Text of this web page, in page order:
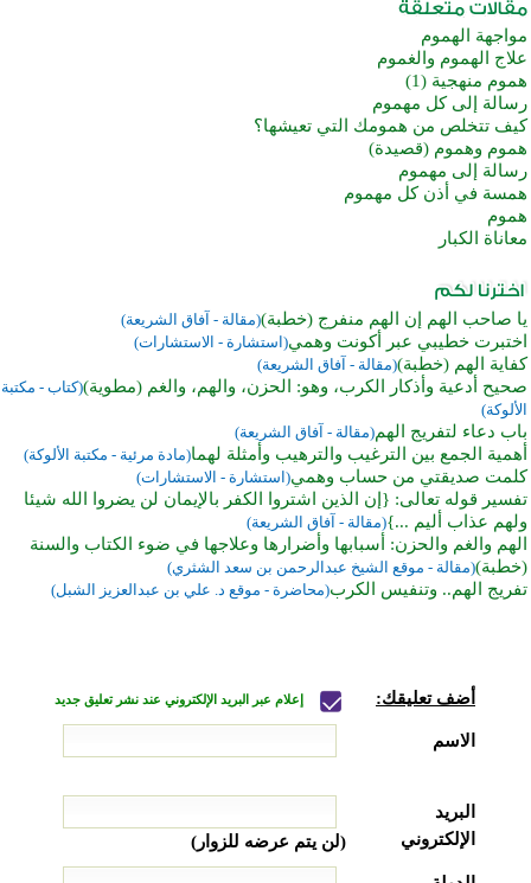
مواجهة الهموم
علاج الهموم والغموم
هموم منهجية (1)
رسالة إلى كل مهموم
كيف تتخلص من همومك التي تعيشها؟
هموم وهموم (قصيدة)
رسالة إلى مهموم
همسة في أذن كل مهموم
هموم
معاناة الكبار
يا صاحب الهم إن الهم منفرج (خطبة)(مقالة - آفاق الشريعة)
اختبرت خطيبي عبر أكونت وهمي(استشارة - الاستشارات)
كفاية الهم (خطبة)(مقالة - آفاق الشريعة)
صحيح أدعية وأذكار الكرب، وهو: الحزن، والهم، والغم (مطوية)(كتاب - مكتبة
الألوكة)
باب دعاء لتفريج الهم(مقالة - آفاق الشريعة)
أهمية الجمع بين الترغيب والترهيب وأمثلة لهما(مادة مرئية - مكتبة الألوكة)
كلمت صديقتي من حساب وهمي(استشارة - الاستشارات)
تفسير قوله تعالى: {إن الذين اشتروا الكفر بالإيمان لن يضروا الله شيئا
ولهم عذاب أليم ...}(مقالة - آفاق الشريعة)
الهم والغم والحزن: أسبابها وأضرارها وعلاجها في ضوء الكتاب والسنة
(خطبة)(مقالة - موقع الشيخ عبدالرحمن بن سعد الشثري)
تفريج الهم.. وتنفيس الكرب(محاضرة - موقع د. علي بن عبدالعزيز الشبل)
أضف تعليقك: إعلام عبر البريد الإلكتروني عند نشر تعليق جديد
الاسم
البريد
الإلكتروني
(لن يتم عرضه للزوار)